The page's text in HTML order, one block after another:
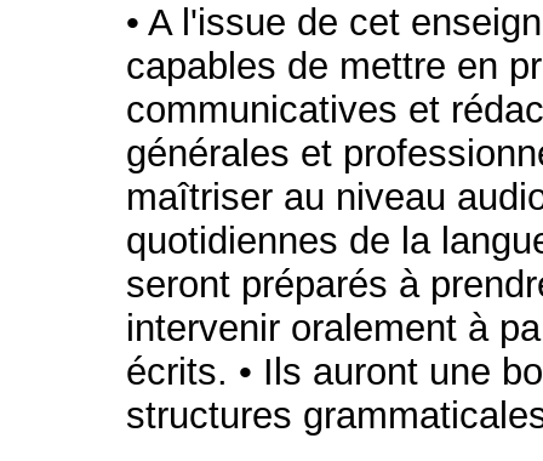
• A l'issue de cet
capables de mettre en
communicatives et
générales et
maîtriser au niveau
quotidiennes de la
seront préparés à
intervenir oralement à
écrits. • Ils auront une
structures